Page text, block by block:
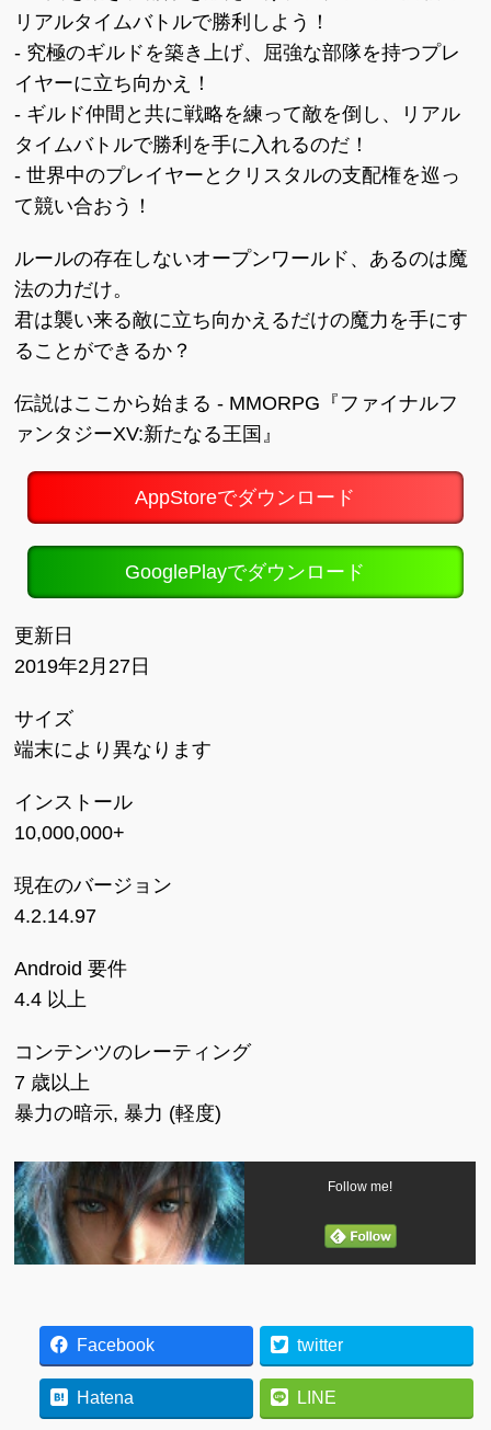
リアルタイムバトルで勝利しよう！
- 究極のギルドを築き上げ、屈強な部隊を持つプレ
イヤーに立ち向かえ！
- ギルド仲間と共に戦略を練って敵を倒し、リアル
タイムバトルで勝利を手に入れるのだ！
- 世界中のプレイヤーとクリスタルの支配権を巡っ
て競い合おう！
ルールの存在しないオープンワールド、あるのは魔
法の力だけ。
君は襲い来る敵に立ち向かえるだけの魔力を手にす
ることができるか？
伝説はここから始まる - MMORPG『ファイナルフ
ァンタジーXV:新たなる王国』
AppStoreでダウンロード
GooglePlayでダウンロード
更新日
2019年2月27日
サイズ
端末により異なります
インストール
10,000,000+
現在のバージョン
4.2.14.97
Android 要件
4.4 以上
コンテンツのレーティング
7 歳以上
暴力の暗示, 暴力 (軽度)
Follow me!
Facebook twitter
Hatena LINE